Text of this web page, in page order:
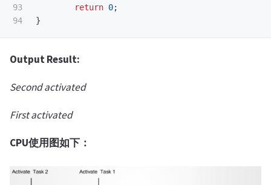
93
return 0;
}
Output Result:
Second activated
First activated
CPU使用图如下：